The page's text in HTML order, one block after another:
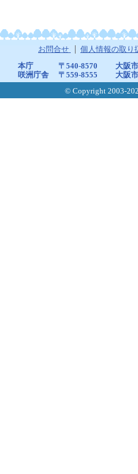
お問合せ 個人情報の取り
本庁 〒540-8570
大阪
咲洲庁舎
〒559-8555
大阪
© Copyright 2003-